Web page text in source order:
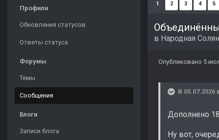
Профили
Обновления статусов
Ответы статуса
Форумы
Темы
Сообщения
Блоги
Записи блога
1 2 3 4 5
в Народная
Опубликовано 5
В 05.07.2026
Дополнено
Ну вот,